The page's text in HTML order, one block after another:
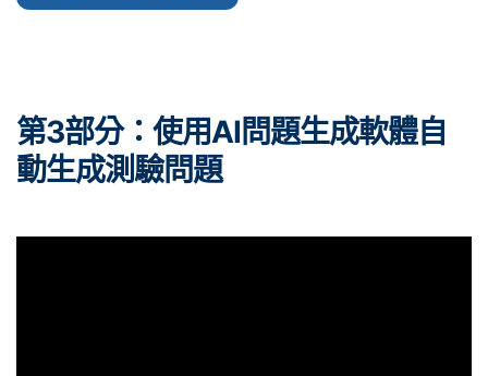
第3部分：使用AI問題生成軟體自
動生成測驗問題